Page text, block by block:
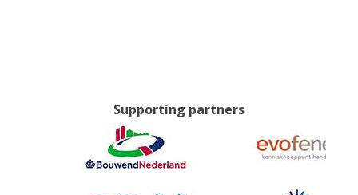
Supporting partners